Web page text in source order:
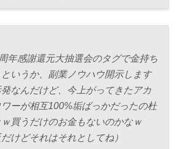
年感謝還元大抽選会のタグで金持ち
いうか、副業ノウハウ開示します
なんだけど、今上がってきたアカ
ーが相互100%垢ばっかだったの杜
買うだけのお金もないのかなｗ
けどそれはそれとしてね）